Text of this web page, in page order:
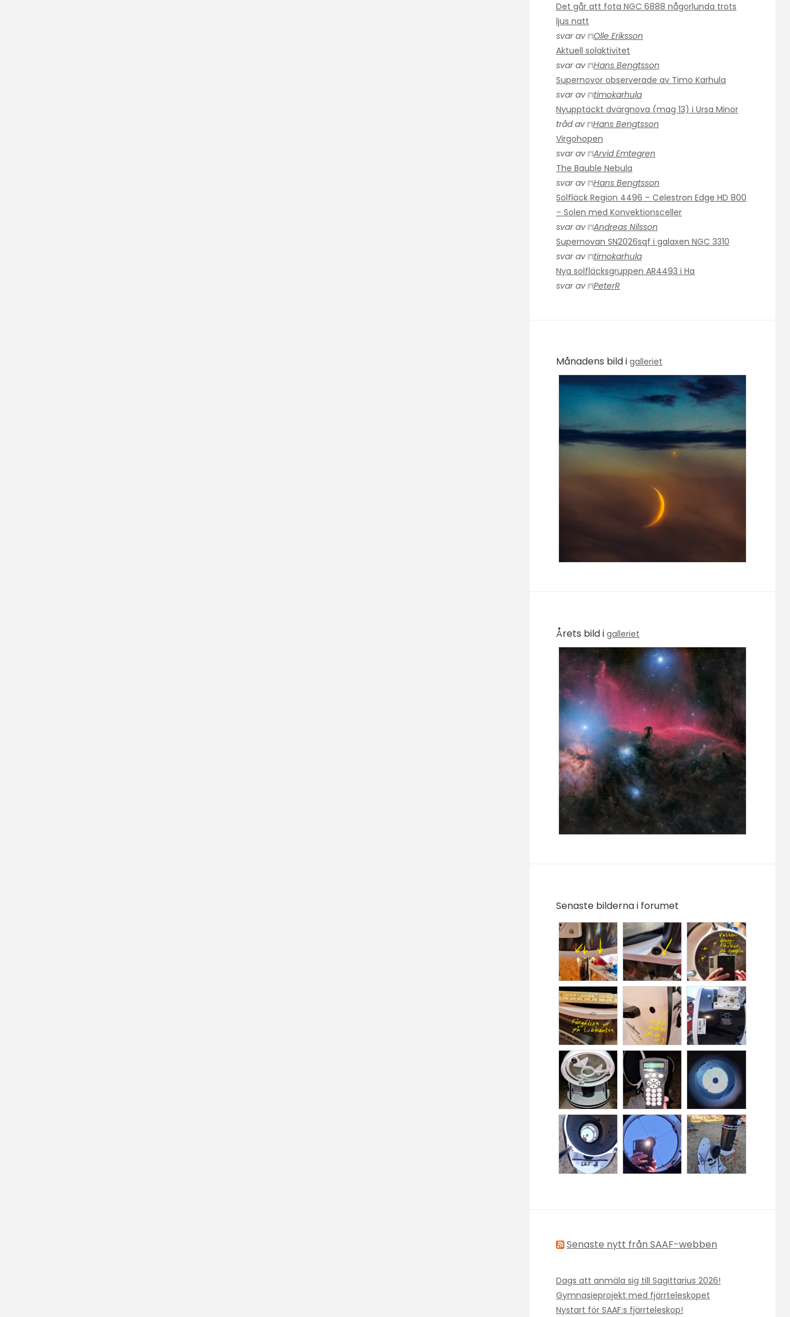
Det går att fota NGC 6888 någorlunda trots
ljus natt
svar av
Olle Eriksson
Aktuell solaktivitet
svar av
Hans Bengtsson
Supernovor observerade av Timo Karhula
svar av
timokarhula
Nyupptäckt dvärgnova (mag 13) i Ursa Minor
tråd av
Hans Bengtsson
Virgohopen
svar av
Arvid Emtegren
The Bauble Nebula
svar av
Hans Bengtsson
Solfläck Region 4496 – Celestron Edge HD 800
– Solen med Konvektionsceller
svar av
Andreas Nilsson
Supernovan SN2026sqf i galaxen NGC 3310
svar av
timokarhula
Nya solfläcksgruppen AR4493 i Ha
svar av
PeterR
Månadens bild i galleriet
Årets bild i galleriet
Senaste bilderna i forumet
Senaste nytt från SAAF-webben
Dags att anmäla sig till Sagittarius 2026!
Gymnasieprojekt med fjärrteleskopet
Nystart för SAAF:s fjärrteleskop!